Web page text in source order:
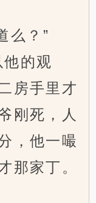
么？”
的观
房手里才
刚死，人
，他一嘬
那家丁。